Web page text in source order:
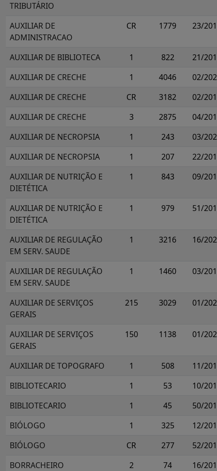
TRIBUTÁRIO
AUXILIAR DE
ADMINISTRACAO
CR 1779 23/
AUXILIAR DE BIBLIOTECA 1 822
21/
AUXILIAR DE CRECHE
1 4046
02/
AUXILIAR DE CRECHE
CR 3182
02/
AUXILIAR DE CRECHE
3 2875
04/
AUXILIAR DE NECROPSIA
1 243
03/
AUXILIAR DE NECROPSIA
1 207
22/
AUXILIAR DE NUTRIÇÃO E
DIETÉTICA
1 843 09/
AUXILIAR DE NUTRIÇÃO E
DIETÉTICA
1 979 51/
AUXILIAR DE REGULAÇÃO
EM SERV. SAUDE
1 3216 16/
AUXILIAR DE REGULAÇÃO
EM SERV. SAUDE
1 1460 03/
AUXILIAR DE SERVIÇOS
GERAIS
215 3029 01/
AUXILIAR DE SERVIÇOS
GERAIS
150 1138 01/
AUXILIAR DE TOPOGRAFO 1 508
11/
BIBLIOTECARIO
1 53
10/
BIBLIOTECARIO
1 45
50/
BIÓLOGO
1 325
12/
BIÓLOGO
CR 277
52/
BORRACHEIRO
2 74
16/